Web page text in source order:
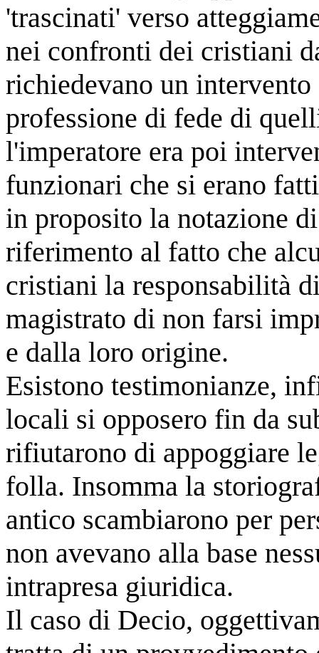
'trascinati' verso
nei confronti dei cristiani
richiedevano un
professione di fede di
l'imperatore era poi
funzionari che si erano
in proposito la notazione
riferimento al fatto che
cristiani la responsabilità
magistrato di non farsi
e dalla loro origine.
Esistono testimonianze,
locali si opposero fin da
rifiutarono di appoggiare
folla. Insomma la
antico scambiarono per
non avevano alla base
intrapresa giuridica.
Il caso di Decio,